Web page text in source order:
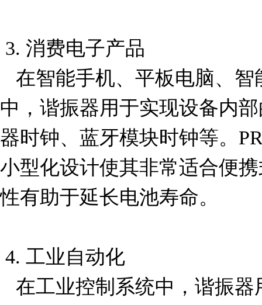
中，谐振器用于实现设备内
器时钟、蓝牙模块时钟等。
小型化设计使其非常适合便
性有助于延长电池寿命。